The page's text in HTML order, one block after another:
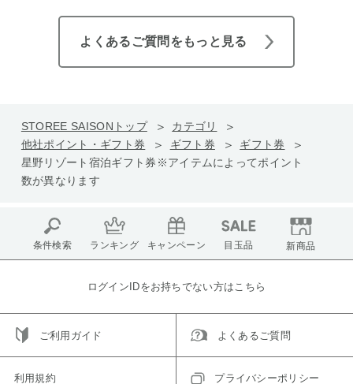
よくあるご質問をもっと見る
STOREE SAISONトップ
カテゴリ
他社ポイント・ギフト券
ギフト券
ギフト券
星野リゾート宿泊ギフト券※アイテムによってポイント
数が異なります
条件検索 ランキング キャンペーン 目玉品 新商品
ログインIDをお持ちでない方はこちら
ご利用ガイド よくあるご質問
利用規約 プライバシーポリシー